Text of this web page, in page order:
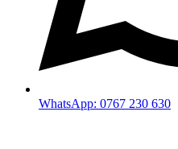
WhatsApp: 0767 230 630